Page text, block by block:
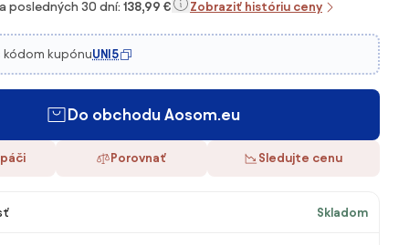
posledných 30 dní: 138,99 € Zobraziť históriu ceny
kódom kupónuUNI5
Do obchodu Aosom.eu
páči Porovnať Sledujte cenu
Skladom